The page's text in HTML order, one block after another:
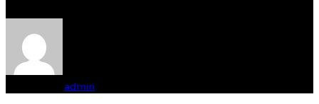
admin